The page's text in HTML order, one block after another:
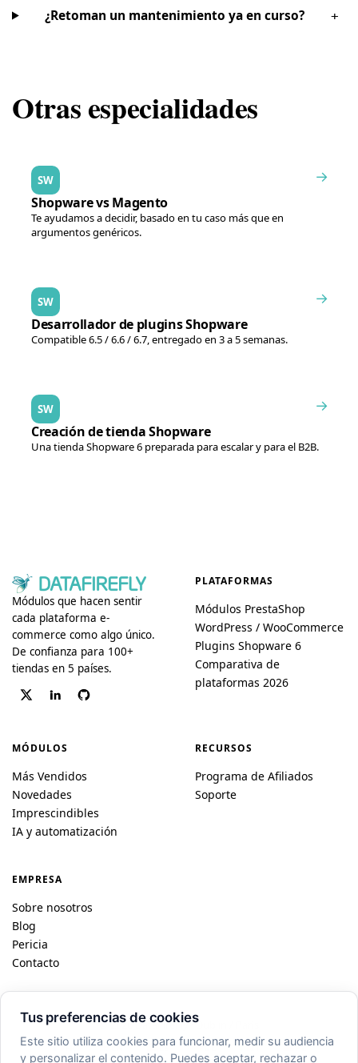
¿Retoman un mantenimiento ya en curso? +
Otras especialidades
SW
Shopware vs Magento
Te ayudamos a decidir, basado en tu caso más que en
argumentos genéricos.
→
SW
Desarrollador de plugins Shopware
Compatible 6.5 / 6.6 / 6.7, entregado en 3 a 5 semanas.
→
SW
Creación de tienda Shopware
Una tienda Shopware 6 preparada para escalar y para el B2B.
→
Módulos que hacen sentir
cada plataforma e-
commerce como algo único.
De confianza para 100+
tiendas en 5 países.
PLATAFORMAS
Módulos PrestaShop
WordPress / WooCommerce
Plugins Shopware 6
Comparativa de
plataformas 2026
MÓDULOS
Más Vendidos
Novedades
Imprescindibles
IA y automatización
RECURSOS
Programa de Afiliados
Soporte
EMPRESA
Sobre nosotros
Blog
Pericia
Contacto
© 2026 DataFireFly · Dublin / París
FR EN ES DE IT PL
Tus preferencias de cookies
Este sitio utiliza cookies para funcionar, medir su audiencia
y personalizar el contenido. Puedes aceptar, rechazar o